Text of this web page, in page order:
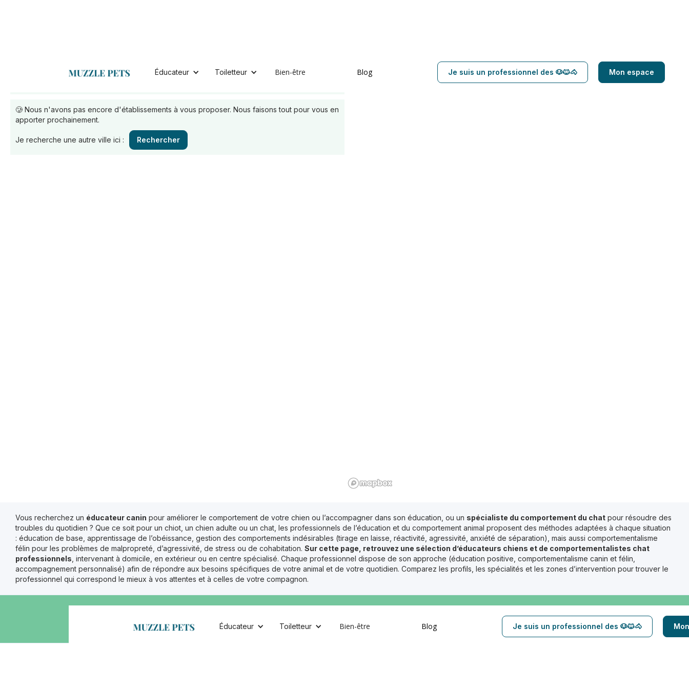
Éducateur Toiletteur Bien-être Blog Je suis un professionnel des 🐶🐱🐴 Mon espace
🥲 Nous n'avons pas encore d'établissements à vous proposer. Nous faisons tout pour vous en
apporter prochainement.
Je recherche une autre ville ici : Rechercher
Vous recherchez un éducateur canin pour améliorer le comportement de votre chien ou l’accompagner dans son éducation, ou un spécialiste du comportement du chat pour résoudre des
troubles du quotidien ? Que ce soit pour un chiot, un chien adulte ou un chat, les professionnels de l’éducation et du comportement animal proposent des méthodes adaptées à chaque situation
: éducation de base, apprentissage de l’obéissance, gestion des comportements indésirables (tirage en laisse, réactivité, agressivité, anxiété de séparation), mais aussi comportementalisme
félin pour les problèmes de malpropreté, d’agressivité, de stress ou de cohabitation. Sur cette page, retrouvez une sélection d’éducateurs chiens et de comportementalistes chat
professionnels , intervenant à domicile, en extérieur ou en centre spécialisé. Chaque professionnel dispose de son approche (éducation positive, comportementalisme canin et félin,
accompagnement personnalisé) afin de répondre aux besoins spécifiques de votre animal et de votre quotidien. Comparez les profils, les spécialités et les zones d’intervention pour trouver le
professionnel qui correspond le mieux à vos attentes et à celles de votre compagnon.
Muzzle Pets CGU Ajouter votre établissement
Éducateur Toiletteur Bien-être Blog Je suis un professionnel des 🐶🐱🐴